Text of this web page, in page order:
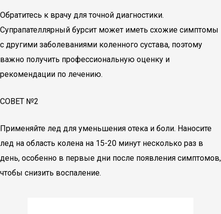
Обратитесь к врачу для точной диагностики.
Супрапателлярный бурсит может иметь схожие симптомы
с другими заболеваниями коленного сустава, поэтому
важно получить профессиональную оценку и
рекомендации по лечению.
СОВЕТ №2
Применяйте лед для уменьшения отека и боли. Наносите
лед на область колена на 15-20 минут несколько раз в
день, особенно в первые дни после появления симптомов,
чтобы снизить воспаление.